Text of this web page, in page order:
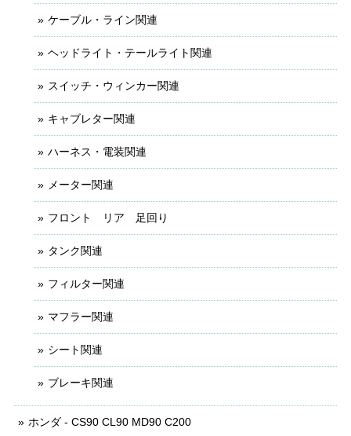
ケーブル・ライン関連
ヘッドライト・テールライト関連
スイッチ・ウィンカー関連
キャブレター関連
ハーネス・電装関連
メーター関連
フロント リア 足回り
タンク関連
フィルター関連
マフラー関連
シート関連
ブレーキ関連
ホンダ - CS90 CL90 MD90 C200